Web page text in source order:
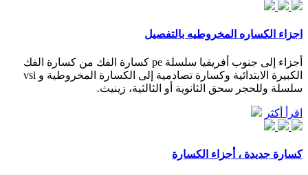
اجزاء الكساره المخروطيه بالتفصيل
أجزاء إلى جنوب أفريقيا سلسلة pe كسارة الفك من كسارة الفك
الكبيرة الابتدائية وكسارة تصادمية إلى الكسارة المخروطية و vsi
سلسلة وللحجر سحق الثانوية أو الثالثية، زينيث.
اقرأ أكثر
كسارة جديدة ، أجزاء الكسارة